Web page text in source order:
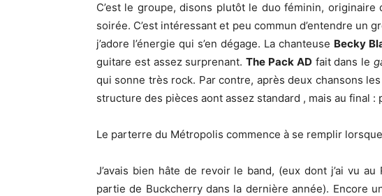
C’est le groupe, disons plutôt le duo féminin, originaire
soirée. C’est intéressant et peu commun d’entendre un
j’adore l’énergie qui s’en dégage. La chanteuse Becky
guitare est assez surprenant.The Pack AD fait dans le
qui sonne très rock. Par contre, après deux chansons
structure des pièces aont assez standard , mais au final
Le parterre du Métropolis commence à se remplir lorsque
J’avais bien hâte de revoir le band, (eux dont j’ai vu
partie de Buckcherry dans la dernière année). Encore